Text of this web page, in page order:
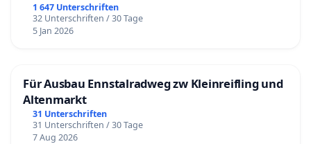
1 647 Unterschriften
32 Unterschriften / 30 Tage
5 Jan 2026
Für Ausbau Ennstalradweg zw Kleinreifling und
Altenmarkt
31 Unterschriften
31 Unterschriften / 30 Tage
7 Aug 2026